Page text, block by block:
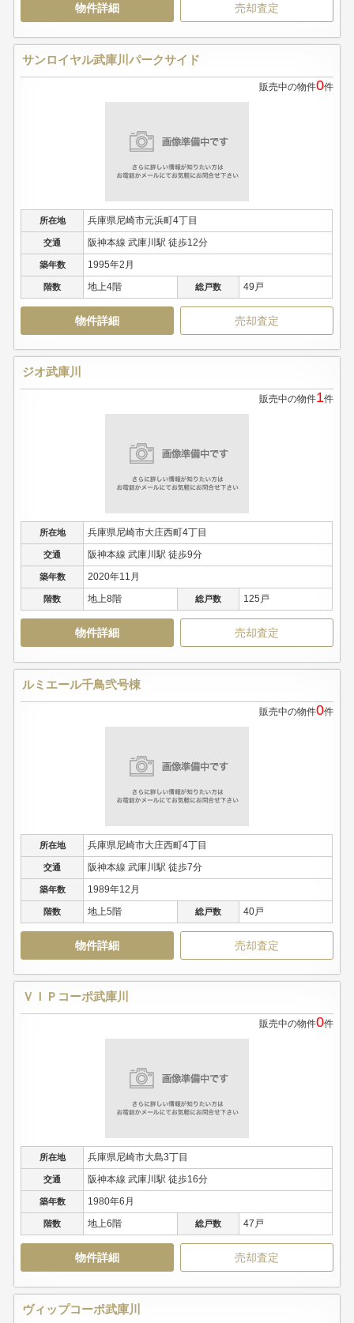
物件詳細 売却査定
サンロイヤル武庫川パークサイド
販売中の物件0件
所在地 兵庫県尼崎市元浜町4丁目
交通 阪神本線 武庫川駅 徒歩12分
築年数 1995年2月
階数 地上4階 総戸数 49戸
物件詳細 売却査定
ジオ武庫川
販売中の物件1件
所在地 兵庫県尼崎市大庄西町4丁目
交通 阪神本線 武庫川駅 徒歩9分
築年数 2020年11月
階数 地上8階 総戸数 125戸
物件詳細 売却査定
ルミエール千鳥弐号棟
販売中の物件0件
所在地 兵庫県尼崎市大庄西町4丁目
交通 阪神本線 武庫川駅 徒歩7分
築年数 1989年12月
階数 地上5階 総戸数 40戸
物件詳細 売却査定
ＶＩＰコーポ武庫川
販売中の物件0件
所在地 兵庫県尼崎市大島3丁目
交通 阪神本線 武庫川駅 徒歩16分
築年数 1980年6月
階数 地上6階 総戸数 47戸
物件詳細 売却査定
ヴィップコーポ武庫川